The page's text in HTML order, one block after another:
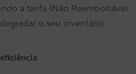
a tarifa (Não Reembolsável
o seu inventário.